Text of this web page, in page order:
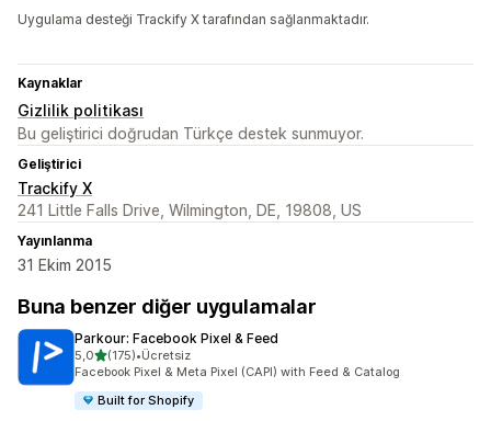
Uygulama desteği Trackify X tarafından sağlanmaktadır.
Kaynaklar
Gizlilik politikası
Bu geliştirici doğrudan Türkçe destek sunmuyor.
Geliştirici
Trackify X
241 Little Falls Drive, Wilmington, DE, 19808, US
Yayınlanma
31 Ekim 2015
Buna benzer diğer uygulamalar
Parkour: Facebook Pixel & Feed
5,05 yıldız üzerinden
(175)
toplam 175 değerlendirme
•Ücretsiz
Facebook Pixel & Meta Pixel (CAPI) with Feed & Catalog
Built for Shopify